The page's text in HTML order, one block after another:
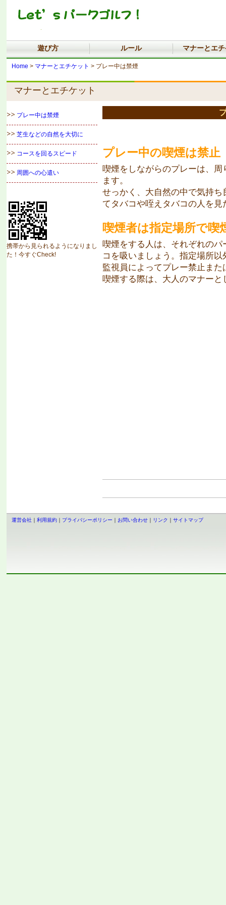
遊び方 ルール マナーとエ
Home > マナーとエチケット > プレー中は禁煙
マナーとエチケット
プレー中は禁煙
芝生などの自然を大切に
コースを回るスピード
周囲への心遣い
携帯から見られるようになりまし
た！今すぐCheck!
プレー中の喫煙は禁止
喫煙をしながらのプレーは、
ます。
せっかく、大自然の中で気持
てタバコや咥えタバコの人を
喫煙者は指定場所で喫
喫煙をする人は、それぞれの
コを吸いましょう。指定場所
監視員によってプレー禁止ま
喫煙する際は、大人のマナー
運営会社｜ 利用規約｜ プライバシーポリシー ｜ お問い合わせ｜ リンク ｜ サイトマップ